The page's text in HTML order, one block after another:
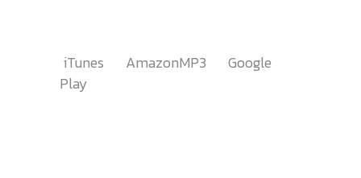
iTunes AmazonMP3
Google
Play